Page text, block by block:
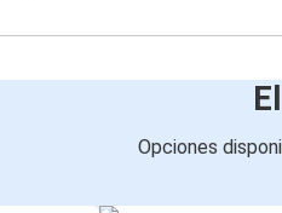
Opciones